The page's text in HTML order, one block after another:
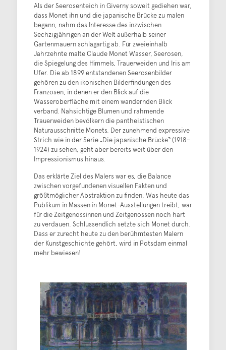
Als der Seerosenteich in Giverny soweit gediehen war,
dass Monet ihn und die japanische Brücke zu malen
begann, nahm das Interesse des inzwischen
Sechzigjährigen an der Welt außerhalb seiner
Gartenmauern schlagartig ab. Für zweieinhalb
Jahrzehnte malte Claude Monet Wasser, Seerosen,
die Spiegelung des Himmels, Trauerweiden und Iris am
Ufer. Die ab 1899 entstandenen Seerosenbilder
gehören zu den ikonischen Bilderfindungen des
Franzosen, in denen er den Blick auf die
Wasseroberfläche mit einem wandernden Blick
verband. Nahsichtige Blumen und rahmende
Trauerweiden bevölkern die pantheistischen
Naturausschnitte Monets. Der zunehmend expressive
Strich wie in der Serie „Die japanische Brücke“ (1918–
1924) zu sehen, geht aber bereits weit über den
Impressionismus hinaus.
Das erklärte Ziel des Malers war es, die Balance
zwischen vorgefundenen visuellen Fakten und
größtmöglicher Abstraktion zu finden. Was heute das
Publikum in Massen in Monet-Ausstellungen treibt, war
für die Zeitgenossinnen und Zeitgenossen noch hart
zu verdauen. Schlussendlich setzte sich Monet durch.
Dass er zurecht heute zu den berühmtesten Malern
der Kunstgeschichte gehört, wird in Potsdam einmal
mehr bewiesen!